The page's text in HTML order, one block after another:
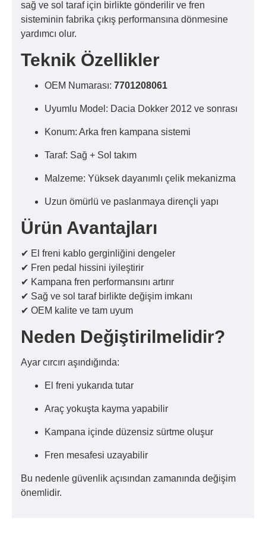
sağ ve sol taraf için birlikte gönderilir ve fren
sisteminin fabrika çıkış performansına dönmesine
yardımcı olur.
Teknik Özellikler
OEM Numarası: 7701208061
Uyumlu Model: Dacia Dokker 2012 ve sonrası
Konum: Arka fren kampana sistemi
Taraf: Sağ + Sol takım
Malzeme: Yüksek dayanımlı çelik mekanizma
Uzun ömürlü ve paslanmaya dirençli yapı
Ürün Avantajları
✔ El freni kablo gerginliğini dengeler
✔ Fren pedal hissini iyileştirir
✔ Kampana fren performansını artırır
✔ Sağ ve sol taraf birlikte değişim imkanı
✔ OEM kalite ve tam uyum
Neden Değiştirilmelidir?
Ayar cırcırı aşındığında:
El freni yukarıda tutar
Araç yokuşta kayma yapabilir
Kampana içinde düzensiz sürtme oluşur
Fren mesafesi uzayabilir
Bu nedenle güvenlik açısından zamanında değişim
önemlidir.